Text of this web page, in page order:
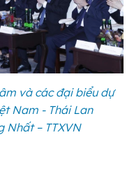
và các đại biểu dự
Nam - Thái Lan
Nhất – TTXVN